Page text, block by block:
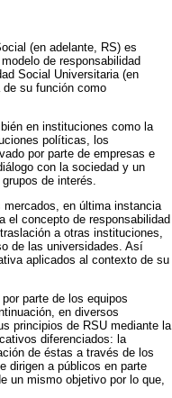
(en adelante, RS) es
de responsabilidad
Social Universitaria (en
su función como
en instituciones como la
políticas, los
por parte de empresas e
con la sociedad y un
de interés.
en última instancia
el concepto de responsabilidad
a otras instituciones,
de las universidades. Así
aplicados al contexto de su
parte de los equipos
en diversos
principios de RSU mediante la
diferenciados: la
de éstas a través de los
dirigen a públicos en parte
un mismo objetivo por lo que,